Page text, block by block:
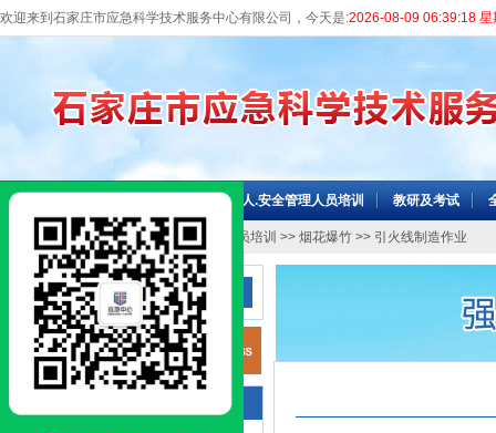
欢迎来到石家庄市应急科学技术服务中心有限公司，今天是:2026-08-09 06:39:18 星
主要负责人.安全管理人员培训 教研及考试
当前位置：网站首页 >> 特种作业人员培训 >> 烟花爆竹 >> 引火线制造作业
高危行业